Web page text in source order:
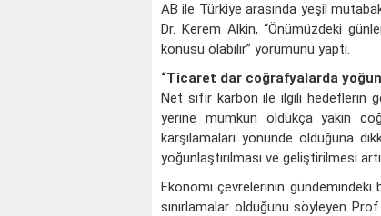
AB ile Türkiye arasında yeşil
Dr. Kerem Alkin, “Önümüzdeki
konusu olabilir” yorumunu yaptı.
“Ticaret dar coğrafyalarda
Net sıfır karbon ile ilgili hedeflerin
yerine mümkün oldukça yakın
karşılamaları yönünde olduğuna
yoğunlaştırılması ve geliştirilmesi
Ekonomi çevrelerinin gündemindeki
sınırlamalar olduğunu söyleyen